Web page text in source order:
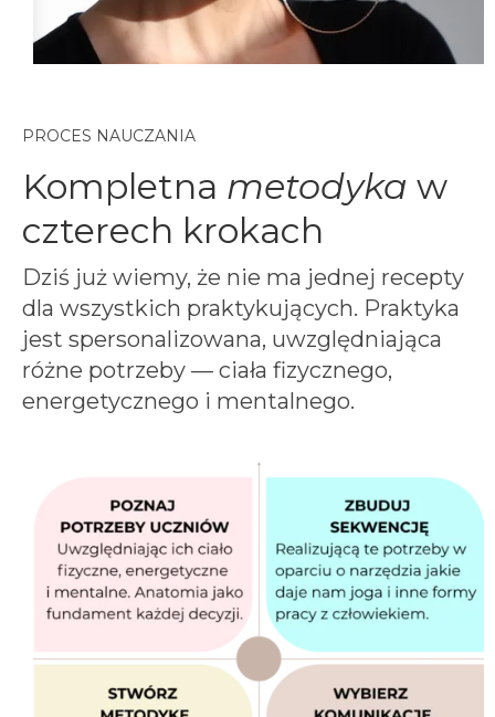
PROCES NAUCZANIA
Kompletna metodyka w
czterech krokach
Dziś już wiemy, że nie ma jednej recepty
dla wszystkich praktykujących. Praktyka
jest spersonalizowana, uwzględniająca
różne potrzeby — ciała fizycznego,
energetycznego i mentalnego.